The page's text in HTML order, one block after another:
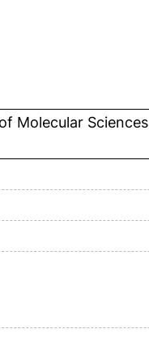
Molecular Sciences